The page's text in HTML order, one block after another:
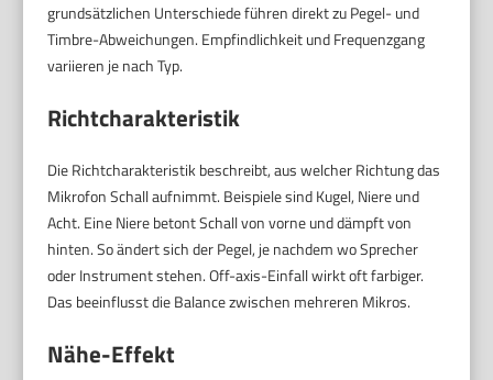
grundsätzlichen Unterschiede führen direkt zu Pegel- und
Timbre-Abweichungen. Empfindlichkeit und Frequenzgang
variieren je nach Typ.
Richtcharakteristik
Die Richtcharakteristik beschreibt, aus welcher Richtung das
Mikrofon Schall aufnimmt. Beispiele sind Kugel, Niere und
Acht. Eine Niere betont Schall von vorne und dämpft von
hinten. So ändert sich der Pegel, je nachdem wo Sprecher
oder Instrument stehen. Off-axis-Einfall wirkt oft farbiger.
Das beeinflusst die Balance zwischen mehreren Mikros.
Nähe-Effekt